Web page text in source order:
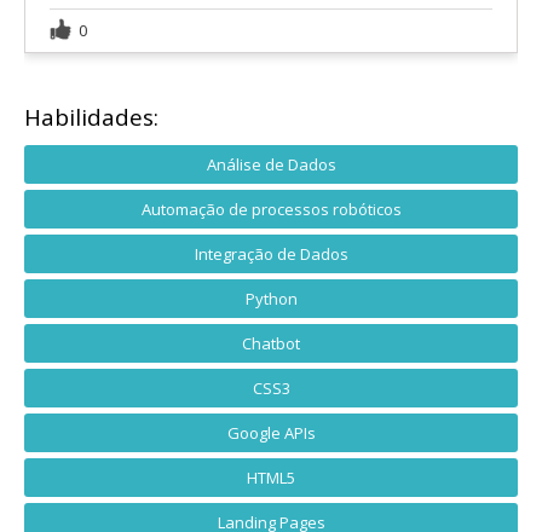
0
Habilidades:
Análise de Dados
Automação de processos robóticos
Integração de Dados
Python
Chatbot
CSS3
Google APIs
HTML5
Landing Pages